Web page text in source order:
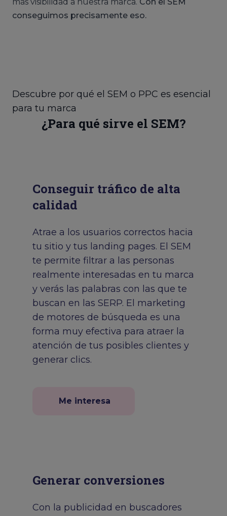
conseguimos precisamente eso.
Descubre por qué el SEM o PPC es esencial
para tu marca
¿Para qué sirve el SEM?
Conseguir tráfico de alta
calidad
Atrae a los usuarios correctos hacia
tu sitio y tus landing pages. El SEM
te permite filtrar a las personas
realmente interesadas en tu marca
y verás las palabras con las que te
buscan en las SERP. El marketing
de motores de búsqueda es una
forma muy efectiva para atraer la
atención de tus posibles clientes y
generar clics.
Me interesa
Generar conversiones
Con la publicidad en buscadores